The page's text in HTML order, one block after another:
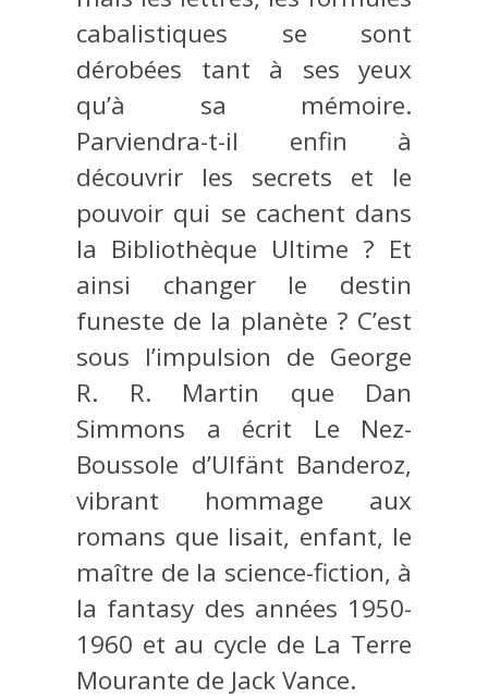
cabalistiques se sont
dérobées tant à ses yeux
qu’à sa mémoire.
Parviendra-t-il enfin à
découvrir les secrets et le
pouvoir qui se cachent dans
la Bibliothèque Ultime ? Et
ainsi changer le destin
funeste de la planète ? C’est
sous l’impulsion de George
R. R. Martin que Dan
Simmons a écrit Le Nez-
Boussole d’Ulfänt Banderoz,
vibrant hommage aux
romans que lisait, enfant, le
maître de la science-fiction, à
la fantasy des années 1950-
1960 et au cycle de La Terre
Mourante de Jack Vance.